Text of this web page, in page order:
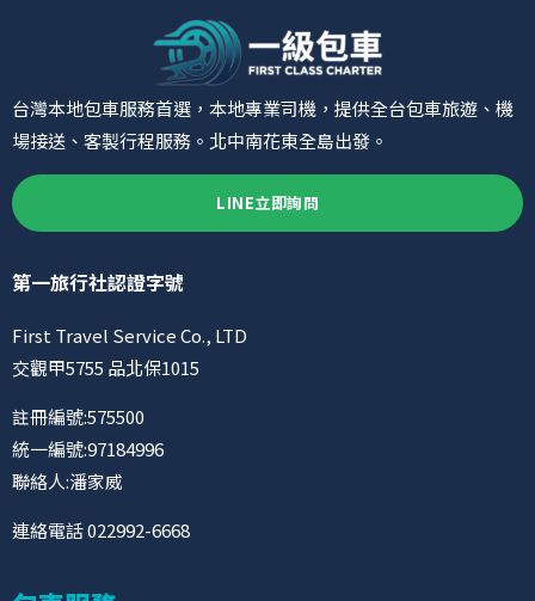
台灣本地包車服務首選，本地專業司機，提供全台包車旅遊、機
場接送、客製行程服務。北中南花東全島出發。
LINE立即詢問
第一旅行社認證字號
First Travel Service Co., LTD
交觀甲5755 品北保1015
註冊編號:575500
統一編號:97184996
聯絡人:潘家威
連絡電話 022992-6668